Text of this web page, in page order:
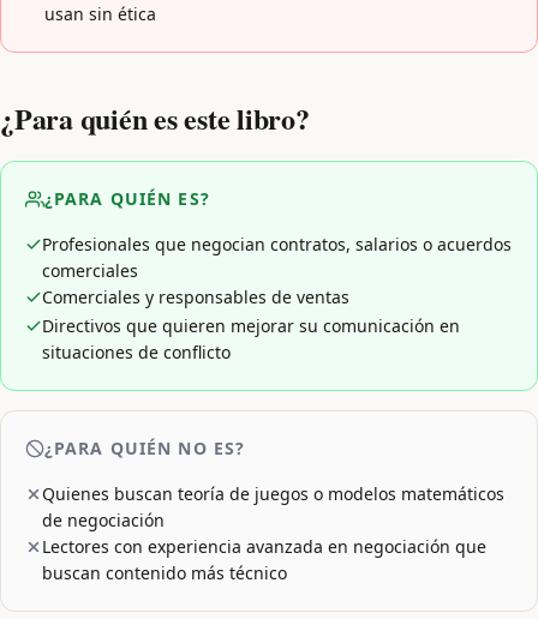
usan sin ética
¿Para quién es este libro?
¿PARA QUIÉN ES?
Profesionales que negocian contratos, salarios o acuerdos
comerciales
Comerciales y responsables de ventas
Directivos que quieren mejorar su comunicación en
situaciones de conflicto
¿PARA QUIÉN NO ES?
Quienes buscan teoría de juegos o modelos matemáticos
de negociación
Lectores con experiencia avanzada en negociación que
buscan contenido más técnico